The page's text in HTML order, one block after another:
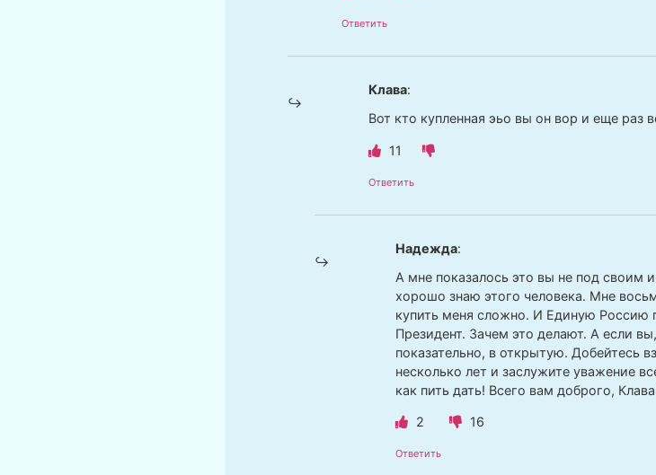
Ответить
Клава:
Вот кто купленная эьо вы он вор и еще раз
11
Ответить
Надежда:
А мне показалось это вы не под своим
хорошо знаю этого человека. Мне
купить меня сложно. И Единую
Президент. Зачем это делают. А если
показательно, в открытую. Добейтесь
несколько лет и заслужите уважение
как пить дать! Всего вам доброго,
2 16
Ответить